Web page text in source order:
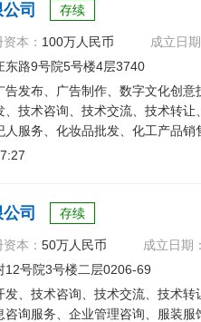
司 存续
本： 100万人民币
成立日
东路9号院5号楼4层3740
告发布、广告制作、数字文化创
、技术咨询、技术交流、技术转
人服务、化妆品批发、化工产品
服务
司 存续
本： 50万人民币
成立日期
12号院3号楼二层0206-69
发、技术咨询、技术交流、技术
咨询服务、企业管理咨询、服装